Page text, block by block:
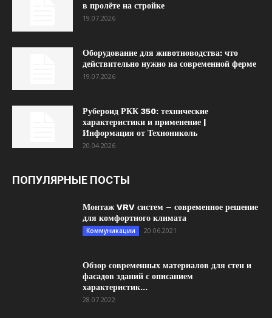
в пролёте на стройке
19.07.2026
Оборудование для животноводства: что
действительно нужно на современной ферме
19.07.2026
Рубероид РКК 350: технические
характеристики и применение |
Информация от Технониколь
20.04.2026
ПОПУЛЯРНЫЕ ПОСТЫ
Монтаж VRV систем – современное решение
для комфортного климата
Коммуникации 20.06.2021
Обзор современных материалов для стен и
фасадов зданий с описанием
характеристик...
28.07.2022